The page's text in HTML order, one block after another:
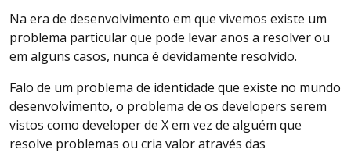
Na era de desenvolvimento em que vivemos existe um
problema particular que pode levar anos a resolver ou
em alguns casos, nunca é devidamente resolvido.
Falo de um problema de identidade que existe no mundo
desenvolvimento, o problema de os developers serem
vistos como developer de X em vez de alguém que
resolve problemas ou cria valor através das